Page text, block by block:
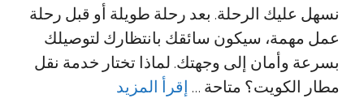
نسهل عليك الرحلة. بعد رحلة طويلة أو قبل رحلة
عمل مهمة، سيكون سائقك بانتظارك لتوصيلك
بسرعة وأمان إلى وجهتك. لماذا تختار خدمة نقل
مطار الكويت؟ متاحة … إقرأ المزيد